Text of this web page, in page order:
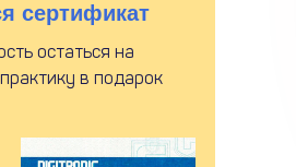
сертификат
остаться на
в подарок